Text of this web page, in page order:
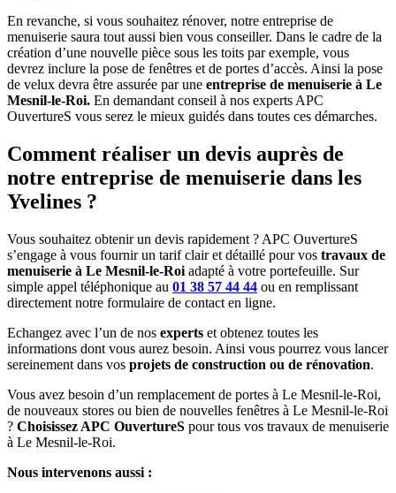
En revanche, si vous souhaitez rénover, notre entreprise de
menuiserie saura tout aussi bien vous conseiller. Dans le cadre de la
création d’une nouvelle pièce sous les toits par exemple, vous
devrez inclure la pose de fenêtres et de portes d’accès. Ainsi la pose
de velux devra être assurée parune entreprise de menuiserie à Le
Mesnil-le-Roi. En demandant conseil à nos experts APC
OuvertureS vous serez le mieux guidés dans toutes ces démarches.
Comment réaliser un devis auprès de
notre entreprise de menuiserie dans les
Yvelines ?
Vous souhaitez obtenir un devis rapidement ? APC OuvertureS
s’engage à vous fournir un tarif clair et détaillé pour vos travaux de
menuiserie à Le Mesnil-le-Roi adapté à votre portefeuille. Sur
simple appel téléphonique au 01 38 57 44 44 ou en remplissant
directement notre formulaire de contact en ligne.
Echangez avec l’un de nos experts et obtenez toutes les
informations dont vous aurez besoin. Ainsi vous pourrez vous lancer
sereinement dans vos projets de construction ou de rénovation.
Vous avez besoin d’un remplacement de portes à Le Mesnil-le-Roi,
de nouveaux stores ou bien de nouvelles fenêtres à Le Mesnil-le-Roi
? Choisissez APC OuvertureS pour tous vos travaux de menuiserie
à Le Mesnil-le-Roi.
Nous intervenons aussi :